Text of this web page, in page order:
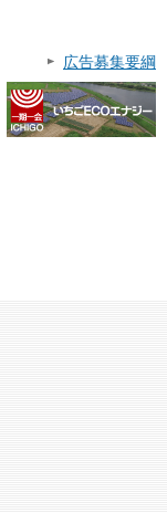
広告募集要綱